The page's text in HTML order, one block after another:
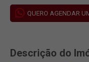
QUERO AGENDAR
Descrição do